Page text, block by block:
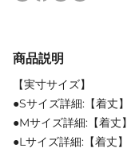
商品説明
【実寸サイズ】
●Sサイズ詳細:【着
●Mサイズ詳細:【着
●Lサイズ詳細:【着